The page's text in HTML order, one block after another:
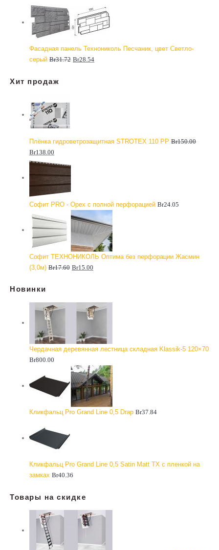
Фасадная панель Технониколь Песчаник, цвет Светло-
серый Br31.72 Br28.54
Хит продаж
Плёнка гидроветрозащитная STROTEX 110 PP Br150.00
Br138.00
Софит PRO - Орех с полной перфорацией Br24.05
Софит ТЕХНОНИКОЛЬ Оптима без перфорации Жасмин
(3,0м) Br17.60 Br15.00
Новинки
Чердачная деревянная лестница складная Klassik-5 120×70
Br800.00
Кликфальц Pro Grand Line 0,5 Drap Br37.84
Кликфальц Pro Grand Line 0,5 Satin Matt TX с пленкой на
замках Br40.36
Товары на скидке